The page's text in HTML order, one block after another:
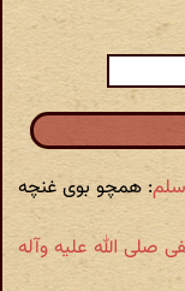
: همچو بوی غنچه
صلی الله علیه وآله